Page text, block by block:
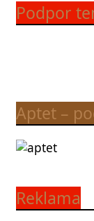
Podpor
Aptet –
Reklama